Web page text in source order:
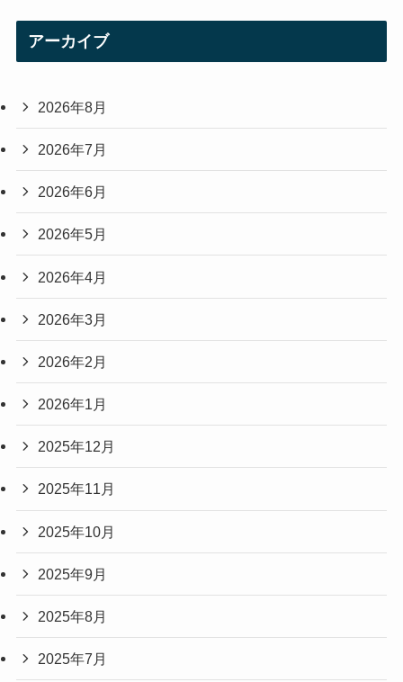
アーカイブ
2026年8月
2026年7月
2026年6月
2026年5月
2026年4月
2026年3月
2026年2月
2026年1月
2025年12月
2025年11月
2025年10月
2025年9月
2025年8月
2025年7月